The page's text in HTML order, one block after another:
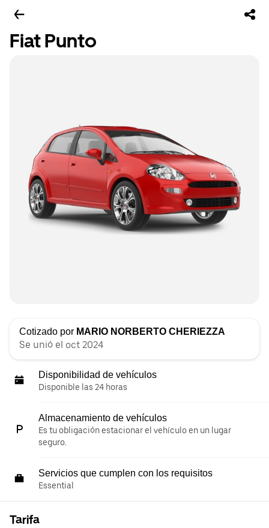
Fiat Punto
Cotizado por MARIO NORBERTO CHERIEZZA
Se unió el oct 2024
Disponibilidad de vehículos
Disponible las 24 horas
Almacenamiento de vehículos
Es tu obligación estacionar el vehículo en un lugar
seguro.
Servicios que cumplen con los requisitos
Essential
Tarifa